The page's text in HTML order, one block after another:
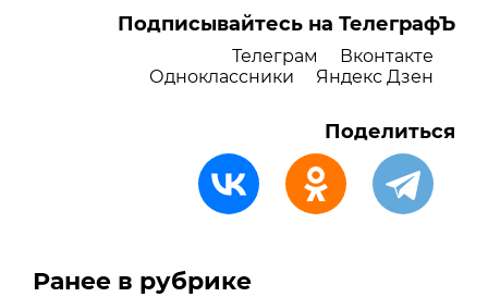
Подписывайтесь на ТелеграфЪ
Телеграм
Вконтакте
Одноклассники
Яндекс Дзен
Поделиться
Ранее в рубрике